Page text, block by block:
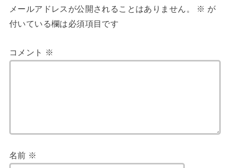
メールアドレスが公開されることはありません。 ※ が
付いている欄は必須項目です
コメント ※
名前 ※